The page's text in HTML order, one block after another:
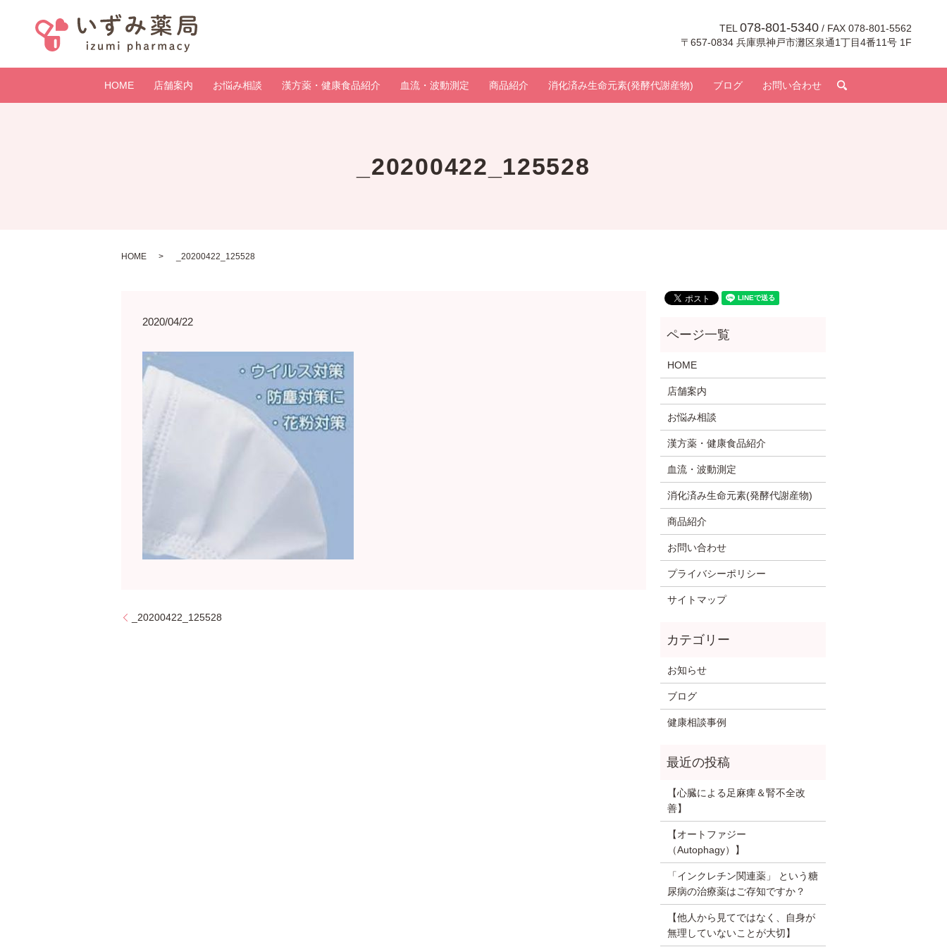
TEL 078-801-5340 / FAX 078-801-5562
〒657-0834 兵庫県神戸市灘区泉通1丁目4番11号 1F
HOME 店舗案内 お悩み相談 漢方薬・健康食品紹介 血流・波動測定 商品紹介 消化済み生命元素(発酵代謝産物) ブログ お問い合わせ
_20200422_125528
HOME _20200422_125528
2020/04/22
_20200422_125528
HOME
店舗案内
お悩み相談
漢方薬・健康食品紹介
血流・波動測定
消化済み生命元素(発酵代謝産物)
商品紹介
お問い合わせ
プライバシーポリシー
サイトマップ
お知らせ
ブログ
健康相談事例
【心臓による足麻痺＆腎不全改
善】
【オートファジー
（Autophagy）】
「インクレチン関連薬」 という糖
尿病の治療薬はご存知ですか？
【他人から見てではなく、自身が
無理していないことが大切】